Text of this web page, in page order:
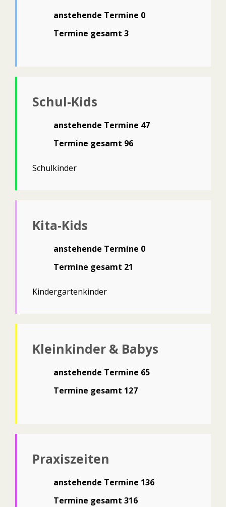
anstehende Termine 0
Termine gesamt 3
Schul-Kids
anstehende Termine 47
Termine gesamt 96
Schulkinder
Kita-Kids
anstehende Termine 0
Termine gesamt 21
Kindergartenkinder
Kleinkinder & Babys
anstehende Termine 65
Termine gesamt 127
Praxiszeiten
anstehende Termine 136
Termine gesamt 316